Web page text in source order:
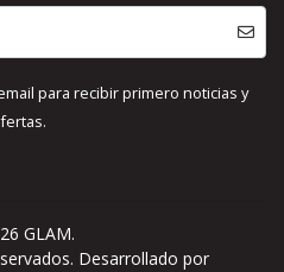
para recibir primero noticias y
GLAM.
Desarrollado por